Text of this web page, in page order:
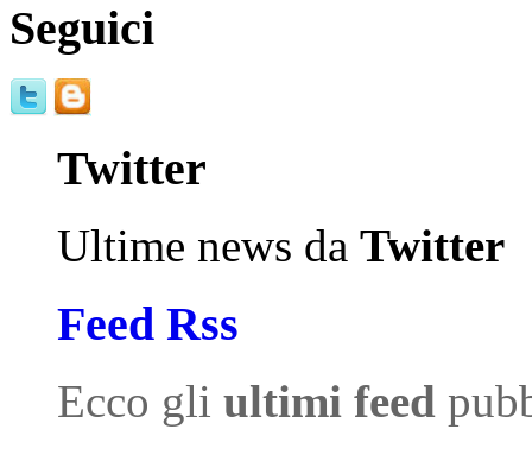
Seguici
Twitter
Ultime news da Twitter
Feed Rss
Ecco gli ultimi feed